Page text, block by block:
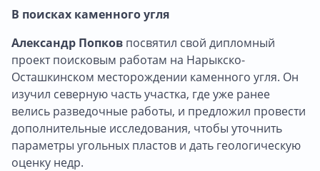
В поисках каменного угля
Александр Попков посвятил свой дипломный
проект поисковым работам на Нарыкско-
Осташкинском месторождении каменного угля. Он
изучил северную часть участка, где уже ранее
велись разведочные работы, и предложил провести
дополнительные исследования, чтобы уточнить
параметры угольных пластов и дать геологическую
оценку недр.